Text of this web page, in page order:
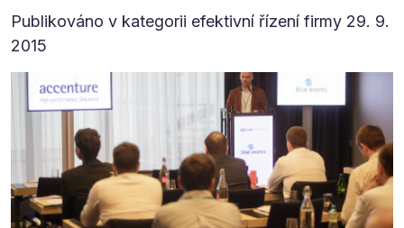
Publikováno v kategorii efektivní řízení firmy 29. 9.
2015